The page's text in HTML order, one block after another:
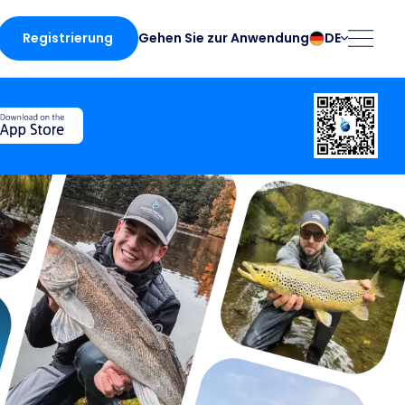
Registrierung Gehen Sie zur Anwendung DE
Deutsch
English
Español
Français
Italiano
Magyar
Nederlands
Norsk
Polski
Português
Românesc
Pусский
Slovenčina
Suomalainen
Svenska
Türk
Українська
App